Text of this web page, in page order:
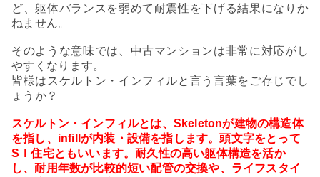
ど、躯体バランスを弱めて耐震性を下げる結果になりか
ねません。
そのような意味では、中古マンションは非常に対応がし
やすくなります。
皆様はスケルトン・インフィルと言う言葉をご存じでし
ょうか？
スケルトン・インフィルとは、 Skeletonが建物の構造体
を指し、 infillが内装・設備を指します。頭文字をとって
S Ｉ住宅ともいいます。耐久性の高い躯体構造を活か
し、耐用年数が比較的短い配管の交換や、ライフスタイ